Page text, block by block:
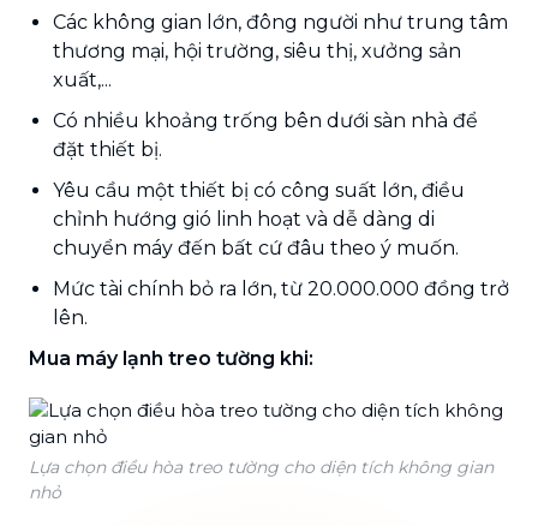
Các không gian lớn, đông người như trung tâm
thương mại, hội trường, siêu thị, xưởng sản
xuất,...
Có nhiều khoảng trống bên dưới sàn nhà để
đặt thiết bị.
Yêu cầu một thiết bị có công suất lớn, điều
chỉnh hướng gió linh hoạt và dễ dàng di
chuyển máy đến bất cứ đâu theo ý muốn.
Mức tài chính bỏ ra lớn, từ 20.000.000 đồng trở
lên.
Mua máy lạnh treo tường khi:
Lựa chọn điều hòa treo tường cho diện tích không gian
nhỏ